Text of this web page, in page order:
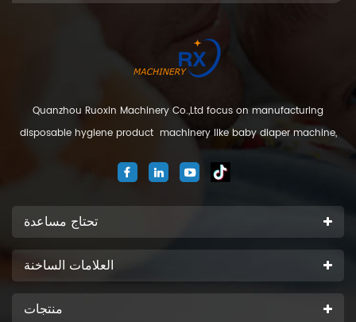
Quanzhou Ruoxin Machinery Co.,Ltd focus on manufacturing
disposable hygiene product machinery like baby diaper machine,
machine. We are located in Jinjiang city, Fujian Province, China. And
تحتاج مساعدة
العلامات الساخنة
منتجات